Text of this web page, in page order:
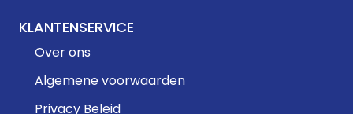
KLANTENSERVICE
Over ons
Algemene voorwaarden
Privacy Beleid